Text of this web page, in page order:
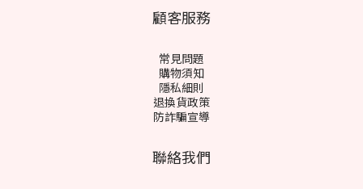
顧客服務
常見問題
購物須知
隱私細則
退換貨政策
防詐騙宣導
聯絡我們